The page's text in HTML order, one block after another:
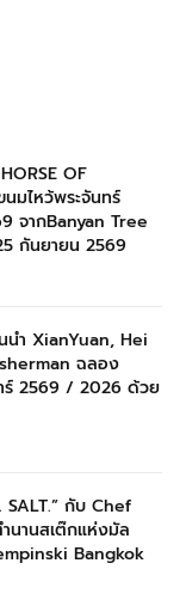
OF
นมไหว้พระจันทร์
จากBanyan Tree
กันยายน 2569
นำ XianYuan, Hei
ฉลอง
ร์ 2569 / 2026 ด้วย
SALT.” กับ Chef
นานสเต๊กแห่งมัล
Bangkok